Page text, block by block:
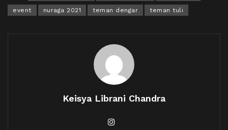
event nuraga 2021 teman dengar teman tuli
Keisya Librani Chandra